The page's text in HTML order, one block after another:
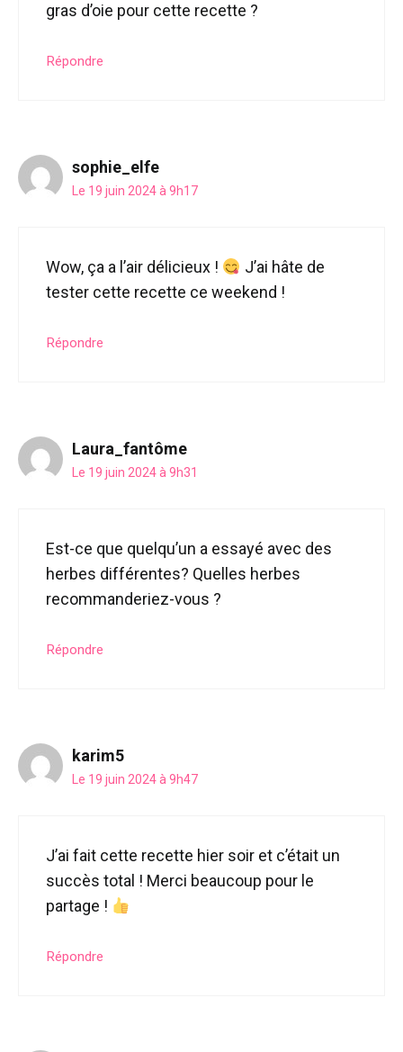
gras d’oie pour cette recette ?
Répondre
sophie_elfe
Le 19 juin 2024 à 9h17
Wow, ça a l’air délicieux !
J’ai hâte de
tester cette recette ce weekend !
Répondre
Laura_fantôme
Le 19 juin 2024 à 9h31
Est-ce que quelqu’un a essayé avec des
herbes différentes? Quelles herbes
recommanderiez-vous ?
Répondre
karim5
Le 19 juin 2024 à 9h47
J’ai fait cette recette hier soir et c’était un
succès total ! Merci beaucoup pour le
partage !
Répondre